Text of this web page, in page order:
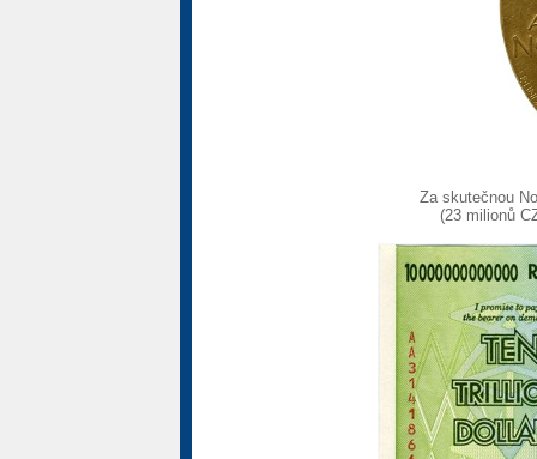
Za skutečnou
(23 milionů